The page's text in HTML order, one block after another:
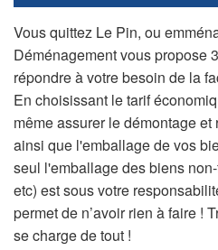
Vous quittez Le Pin, ou
Déménagement vous propose
répondre à votre besoin de la
En choisissant le tarif
même assurer le démontage
ainsi que l'emballage de vos
seul l'emballage des biens
etc) est sous votre
permet de n’avoir rien à faire !
se charge de tout !